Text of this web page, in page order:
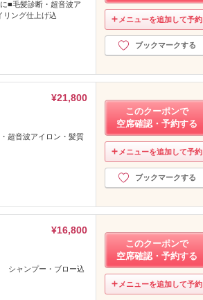
■毛髪診断・超音波ア
リング仕上げ込
メニューを追加して予約
ブックマークする
¥21,800
超音波アイロン・髪質
このクーポンで
空席確認・予約する
メニューを追加して予約
ブックマークする
¥16,800
シャンプー・ブロー込
このクーポンで
空席確認・予約する
メニューを追加して予約